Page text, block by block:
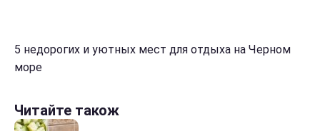
5 недорогих и уютных мест для отдыха на Черном
море
Читайте також